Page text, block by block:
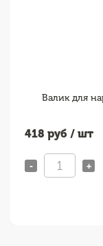
Валик для
418 руб / шт
- +